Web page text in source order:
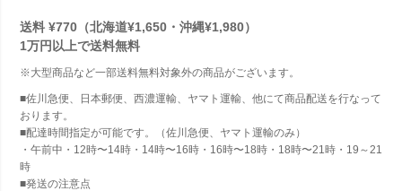
送料 ¥770（北海道¥1,650・沖縄¥1,980）
1万円以上で送料無料
※大型商品など一部送料無料対象外の商品がございます。
■佐川急便、日本郵便、西濃運輸、ヤマト運輸、他にて商品配送を行なって
おります。
■配達時間指定が可能です。（佐川急便、ヤマト運輸のみ）
・午前中・12時〜14時・14時〜16時・16時〜18時・18時〜21時・19～21
時
■発送の注意点